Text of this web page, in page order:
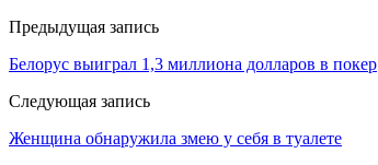
Предыдущая запись
Белорус выиграл 1,3 миллиона долларов в покер
Следующая запись
Женщина обнаружила змею у себя в туалете